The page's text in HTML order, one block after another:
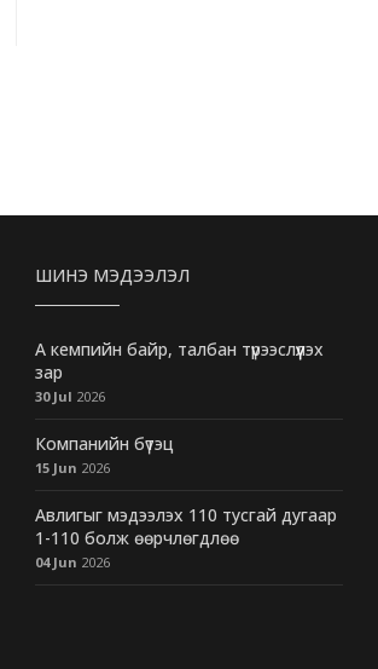
ШИНЭ МЭДЭЭЛЭЛ
А кемпийн байр, талбан түрээслүүлэх
зар
30 Jul 2026
Компанийн бүтэц
15 Jun 2026
Авлигыг мэдээлэх 110 тусгай дугаар
1-110 болж өөрчлөгдлөө
04 Jun 2026